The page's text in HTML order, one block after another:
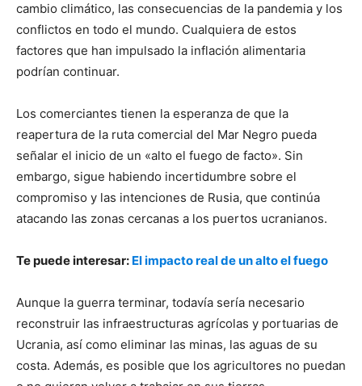
cambio climático, las consecuencias de la pandemia y los
conflictos en todo el mundo. Cualquiera de estos
factores que han impulsado la inflación alimentaria
podrían continuar.
Los comerciantes tienen la esperanza de que la
reapertura de la ruta comercial del Mar Negro pueda
señalar el inicio de un «alto el fuego de facto». Sin
embargo, sigue habiendo incertidumbre sobre el
compromiso y las intenciones de Rusia, que continúa
atacando las zonas cercanas a los puertos ucranianos.
Te puede interesar: El impacto real de un alto el fuego
Aunque la guerra terminar, todavía sería necesario
reconstruir las infraestructuras agrícolas y portuarias de
Ucrania, así como eliminar las minas, las aguas de su
costa. Además, es posible que los agricultores no puedan